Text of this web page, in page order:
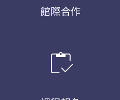
館際合作
inventory